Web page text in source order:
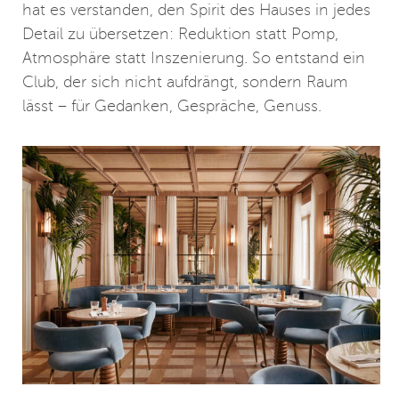
hat es verstanden, den Spirit des Hauses in jedes
Detail zu übersetzen: Reduktion statt Pomp,
Atmosphäre statt Inszenierung. So entstand ein
Club, der sich nicht aufdrängt, sondern Raum
lässt – für Gedanken, Gespräche, Genuss.